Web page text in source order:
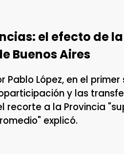
el efecto de
Buenos Aires
López, en el
y las
a la Provincia
explicó.